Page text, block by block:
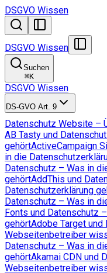
DSGVO Wissen
DSGVO Wissen
Suchen
⌘K
DSGVO Wissen
DS-GVO Art. 9
Datenschutz Website –
AB Tasty und
gehörtActiveCampaign
in die
Datenschutz – Was in
gehörtAddThis und
Datenschutzerklärung
Datenschutz – Was in
Fonts und Datenschutz
gehörtAdobe Target
Webseitenbetreiber
Datenschutz – Was in
gehörtAkamai CDN und
Webseitenbetreiber